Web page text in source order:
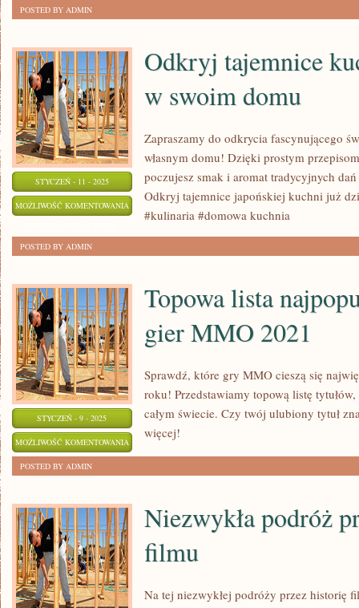
MOTORYZACJI
ZOSTAŁA WYŁĄCZONA
POSTED BY ADMIN
STYCZEŃ - 11 - 2025
MOŻLIWOŚĆ KOMENTOWANIA
W
SWOIM
Odkryj tajemnice
w swoim domu
Zapraszamy do odkrycia fascynującego
własnym domu! Dzięki prostym
poczujesz smak i aromat tradycyjnych
Odkryj tajemnice japońskiej kuchni już
#kulinaria #domowa kuchnia
POSTED BY ADMIN
STYCZEŃ - 9 - 2025
MOŻLIWOŚĆ KOMENTOWANIA TOPOWA
GIER
ZOSTAŁA WYŁĄCZONA
Topowa lista
gier MMO 2021
Sprawdź, które gry MMO cieszą się
roku! Przedstawiamy topową listę
całym świecie. Czy twój ulubiony tytuł
więcej!
POSTED BY ADMIN
Niezwykła podróż
filmu
Na tej niezwykłej podróży przez historię